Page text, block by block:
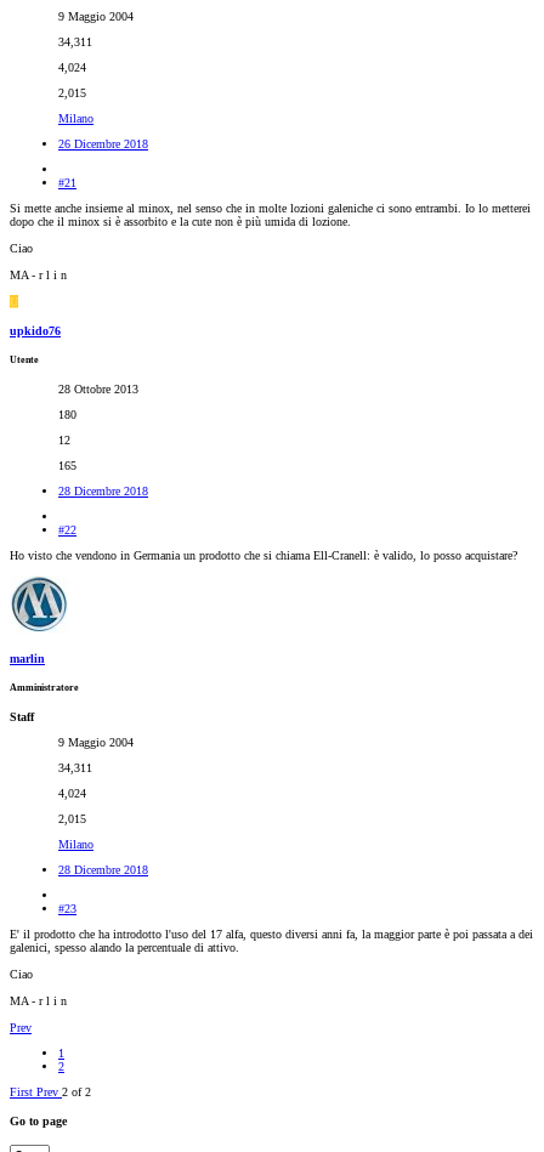
9 Maggio 2004
34,311
4,024
2,015
Milano
26 Dicembre 2018
#21
Si mette anche insieme al minox, nel senso che in molte lozioni galeniche ci sono entrambi. Io lo metterei
dopo che il minox si è assorbito e la cute non è più umida di lozione.
Ciao
MA - r l i n
U
upkido76
Utente
28 Ottobre 2013
180
12
165
28 Dicembre 2018
#22
Ho visto che vendono in Germania un prodotto che si chiama Ell-Cranell: è valido, lo posso acquistare?
marlin
Amministratore
Staff
9 Maggio 2004
34,311
4,024
2,015
Milano
28 Dicembre 2018
#23
E' il prodotto che ha introdotto l'uso del 17 alfa, questo diversi anni fa, la maggior parte è poi passata a dei
galenici, spesso alando la percentuale di attivo.
Ciao
MA - r l i n
Prev
1
2
First Prev 2 of 2
Go to page